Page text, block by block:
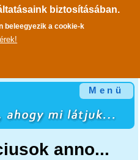
biztosításában.
beleegyezik a cookie-k
Menü
anno...